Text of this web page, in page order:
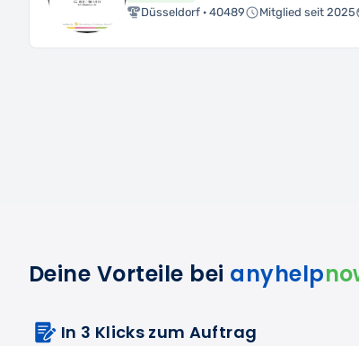
Düsseldorf · 40489 Mitglied seit 2025
Deine Vorteile bei anyhelp
In 3 Klicks zum Auftrag